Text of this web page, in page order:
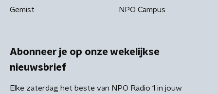
Gemist NPO Campus
Abonneer je op onze wekelijkse
nieuwsbrief
Elke zaterdag het beste van NPO Radio 1 in jouw